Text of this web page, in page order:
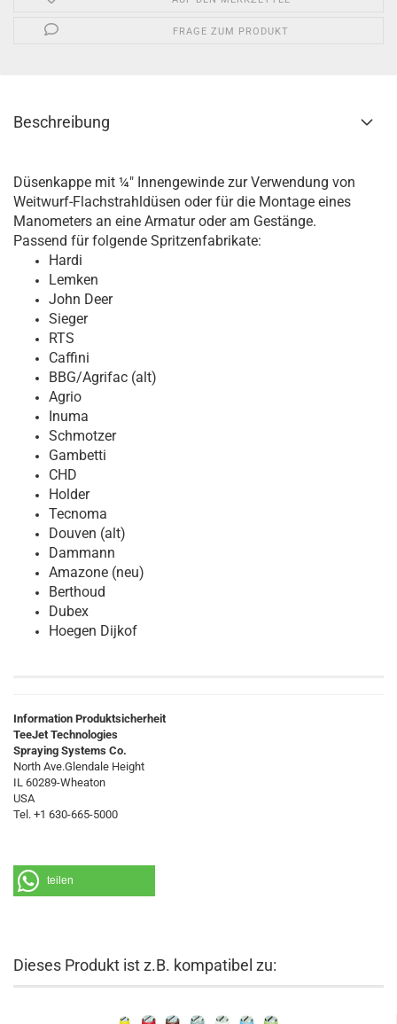
FRAGE ZUM PRODUKT
Beschreibung
Düsenkappe mit ¼" Innengewinde zur Verwendung von
Weitwurf-Flachstrahldüsen oder für die Montage eines
Manometers an eine Armatur oder am Gestänge.
Passend für folgende Spritzenfabrikate:
Hardi
Lemken
John Deer
Sieger
RTS
Caffini
BBG/Agrifac (alt)
Agrio
Inuma
Schmotzer
Gambetti
CHD
Holder
Tecnoma
Douven (alt)
Dammann
Amazone (neu)
Berthoud
Dubex
Hoegen Dijkof
Information Produktsicherheit
TeeJet Technologies
Spraying Systems Co.
North Ave.Glendale Height
IL 60289-Wheaton
USA
Tel. +1 630-665-5000
teilen
Dieses Produkt ist z.B. kompatibel zu: